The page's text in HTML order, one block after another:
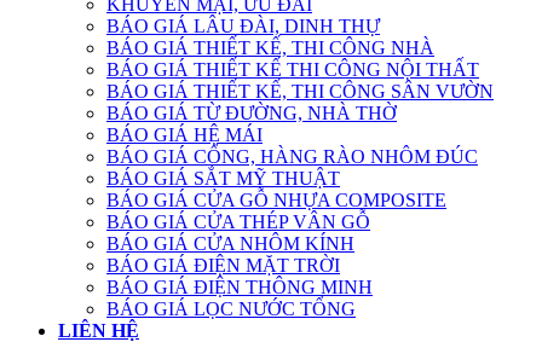
KHUYẾN MẠI, ƯU ĐÃI
BÁO GIÁ LÂU ĐÀI, DINH THỰ
BÁO GIÁ THIẾT KẾ, THI CÔNG NHÀ
BÁO GIÁ THIẾT KẾ THI CÔNG NỘI THẤT
BÁO GIÁ THIẾT KẾ, THI CÔNG SÂN VƯỜN
BÁO GIÁ TỪ ĐƯỜNG, NHÀ THỜ
BÁO GIÁ HỆ MÁI
BÁO GIÁ CỔNG, HÀNG RÀO NHÔM ĐÚC
BÁO GIÁ SẮT MỸ THUẬT
BÁO GIÁ CỬA GỖ NHỰA COMPOSITE
BÁO GIÁ CỬA THÉP VÂN GỖ
BÁO GIÁ CỬA NHÔM KÍNH
BÁO GIÁ ĐIỆN MẶT TRỜI
BÁO GIÁ ĐIỆN THÔNG MINH
BÁO GIÁ LỌC NƯỚC TỔNG
LIÊN HỆ